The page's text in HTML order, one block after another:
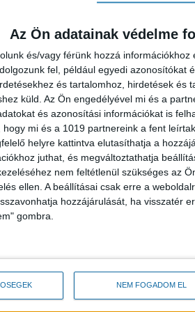
Az Ön adatainak védelme
és/vagy férünk hozzá
fel, például egyedi azonosítókat
és tartalomhoz, hirdetések és
küld. Az Ön engedélyével mi és a
és azonosítási információkat is
hogy mi és a 1019 partnereink a fent
helyre kattintva elutasíthatja a
juthat, és megváltoztathatja
nem feltétlenül szükséges az
ellen. A beállításai csak erre a
hozzájárulását, ha visszatér
gombra.
NEM FOGADOM EL
zajlik a városban. A Halastó
befejeződött az útépítés.
forintot fordít nagyfelületű
egy részén nagyfelületű
ott pedig útépítésre kerül
köszönhetően igen jól
Gábor Zsombor, a
útfelújítások egész évben